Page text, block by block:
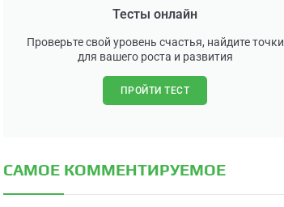
Тесты онлайн
Проверьте свой уровень счастья, найдите точки
для вашего роста и развития
ПРОЙТИ ТЕСТ
САМОЕ КОММЕНТИРУЕМОЕ